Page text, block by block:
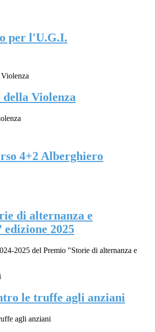
per l'U.G.I.
Violenza
4+2 Alberghiero
di alternanza e
edizione 2025
2025 del Premio "Storie di alternanza e
le truffe agli anziani
agli anziani